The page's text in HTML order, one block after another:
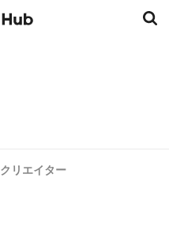
クリエイター